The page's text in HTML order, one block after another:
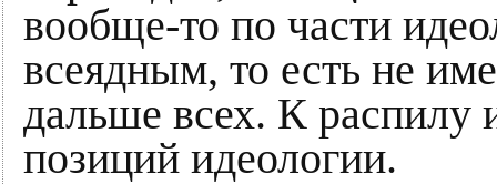
вообще-то по части
всеядным, то есть не
дальше всех. К распилу
позиций идеологии.